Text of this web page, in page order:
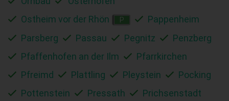
Ostheim vor der Rhön
P
Pappenheim
Parsberg
Passau Pegnitz
Penzberg
Pfaffenhofen an der Ilm
Pfarrkirchen
Pfreimd
Plattling Pleystein
Pocking
Pottenstein
Pressath
Prichsenstadt